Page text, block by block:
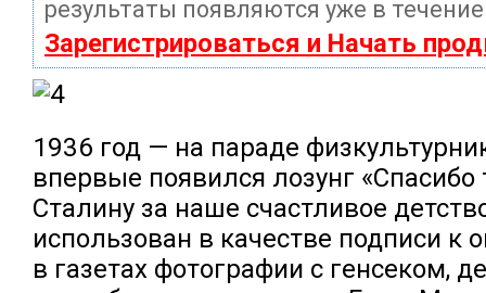
результаты появляются уже в
Зарегистрироваться и Начать
1936 год — на параде
впервые появился лозунг
Сталину за наше счастливое
использован в качестве подписи к
в газетах фотографии с генсеком,